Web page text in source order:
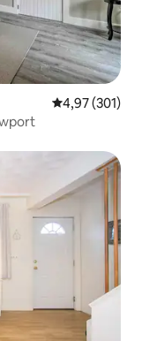
Évaluation
4,97 (301)